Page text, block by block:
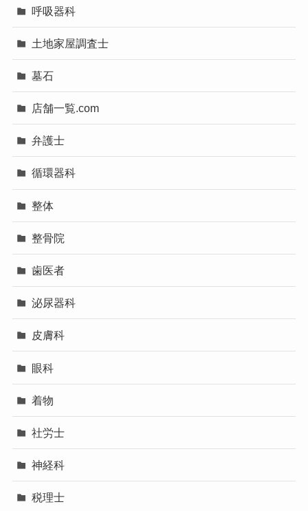
呼吸器科
土地家屋調査士
墓石
店舗一覧.com
弁護士
循環器科
整体
整骨院
歯医者
泌尿器科
皮膚科
眼科
着物
社労士
神経科
税理士